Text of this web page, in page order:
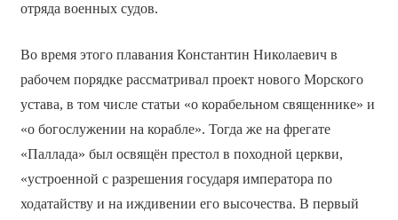
отряда военных судов.
Во время этого плавания Константин Николаевич в
рабочем порядке рассматривал проект нового Морского
устава, в том числе статьи «о корабельном священнике» и
«о богослужении на корабле». Тогда же на фрегате
«Паллада» был освящён престол в походной церкви,
«устроенной с разрешения государя императора по
ходатайству и на иждивении его высочества. В первый